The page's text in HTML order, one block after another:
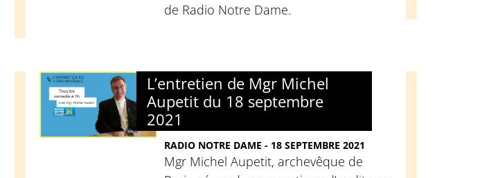
de Radio Notre Dame.
L’entretien de Mgr Michel
Aupetit du 18 septembre
2021
RADIO NOTRE DAME - 18 SEPTEMBRE 2021
Mgr Michel Aupetit, archevêque de